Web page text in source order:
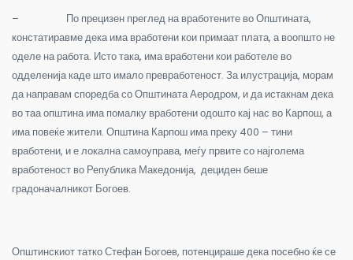
– По прецизен преглед на вработените во Општината,
констатиравме дека има вработени кои примаат плата, а воопшто не
оделе на работа. Исто така, има вработени кои работеле во
одделенија каде што имало превработеност. За илустрација, морам
да направам споредба со Општината Аеродром, и да истакнам дека
во таа општина има помалку вработени одошто кај нас во Карпош, а
има повеќе жители. Општина Карпош има преку 400 – тини
вработени, и е локална самоуправа, меѓу првите со најголема
вработеност во Република Македонија, дециден беше
градоначалникот Богоев.
Општинскиот татко Стефан Богоев, потенцираше дека посебно ќе се